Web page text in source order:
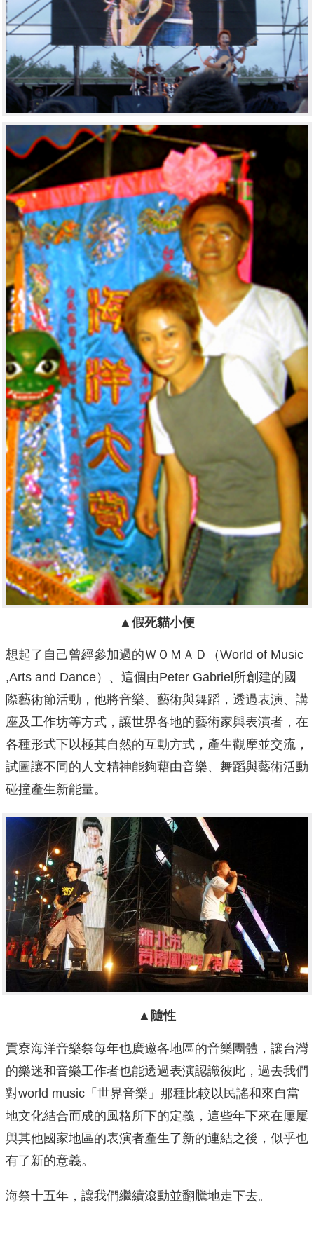
▲假死貓小便
想起了自己曾經參加過的ＷＯＭＡＤ（World of Music
,Arts and Dance）、這個由Peter Gabriel所創建的國
際藝術節活動，他將音樂、藝術與舞蹈，透過表演、講
座及工作坊等方式，讓世界各地的藝術家與表演者，在
各種形式下以極其自然的互動方式，產生觀摩並交流，
試圖讓不同的人文精神能夠藉由音樂、舞蹈與藝術活動
碰撞產生新能量。
▲隨性
貢寮海洋音樂祭每年也廣邀各地區的音樂團體，讓台灣
的樂迷和音樂工作者也能透過表演認識彼此，過去我們
對world music「世界音樂」那種比較以民謠和來自當
地文化結合而成的風格所下的定義，這些年下來在屢屢
與其他國家地區的表演者產生了新的連結之後，似乎也
有了新的意義。
海祭十五年，讓我們繼續滾動並翻騰地走下去。